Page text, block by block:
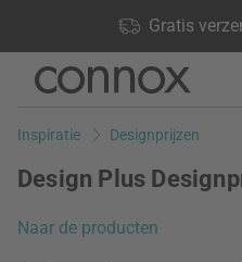
Gratis
producten op voorraad, 60
Ga
pagina-
Ga
zoeken
Inspiratie Designprijzen
Design Plus
Naar de producten